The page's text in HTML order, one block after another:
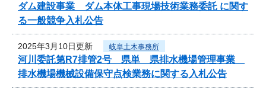
ダム建設事業 ダム本体工事現場技術業務委託 に関す
る一般競争入札公告
2025年3月10日更新 岐阜土木事務所
河川委託第R7排管2号 県単 県排水機場管理事業
排水機場機械設備保守点検業務に関する入札公告